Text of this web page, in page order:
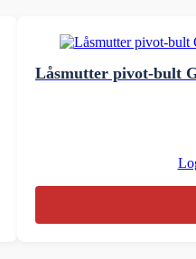
Låsmutter pivot-bult